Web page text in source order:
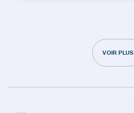
VOIR PLUS